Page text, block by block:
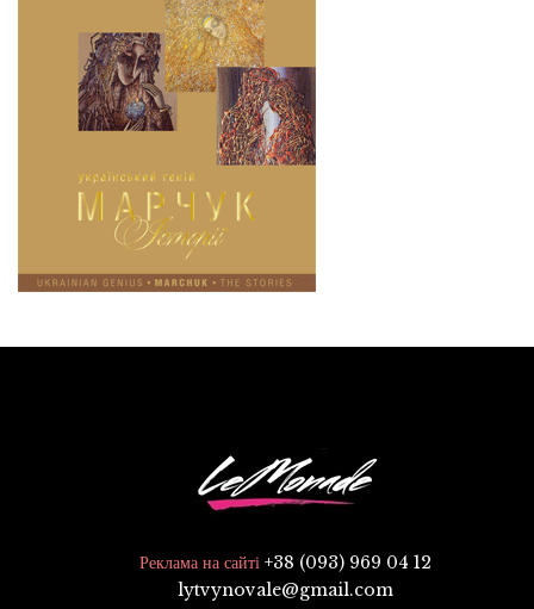
Реклама на сайті +38 (093) 969 04 12
lytvynovale@gmail.com